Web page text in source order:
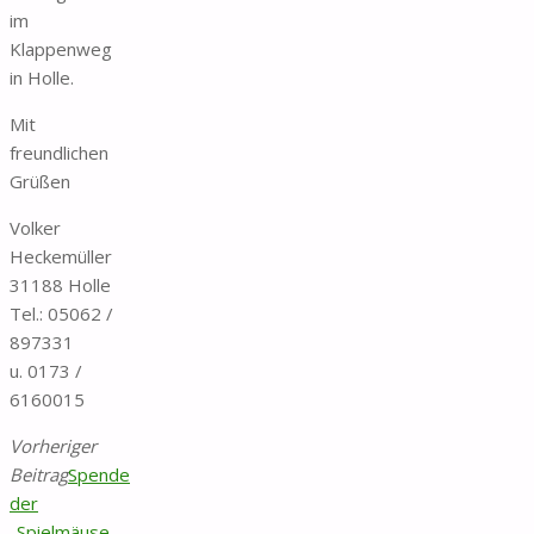
im
Klappenweg
in Holle.
Mit
freundlichen
Grüßen
Volker
Heckemüller
31188 Holle
Tel.: 05062 /
897331
u. 0173 /
6160015
Vorheriger
BeitragSpende
der